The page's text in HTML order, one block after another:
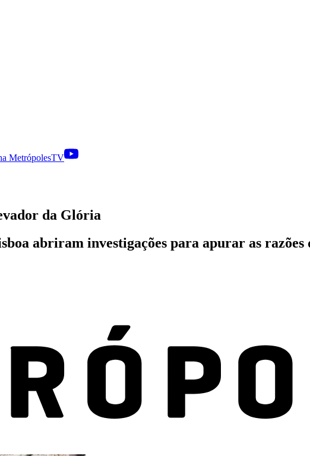
MetrópolesTV
da Glória
abriram investigações para apurar as razões